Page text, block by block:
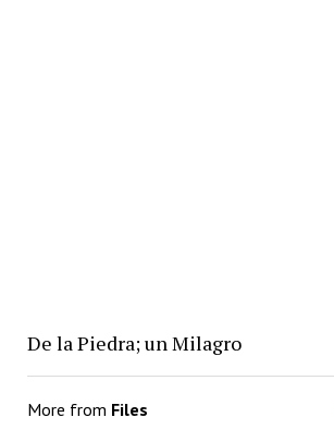
De la Piedra; un Milagro
More from Files